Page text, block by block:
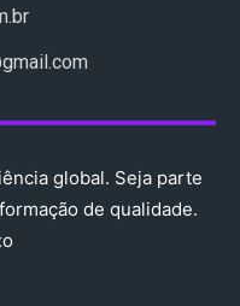
global. Seja parte
de qualidade.